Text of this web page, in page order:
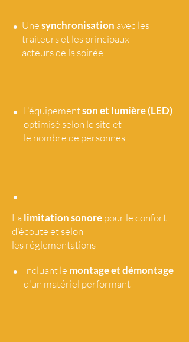
• Unesynchronisation avec les
traiteurs et les principaux
acteurs de la soirée
• L'équipementson et lumière (LED)
optimisé selon le site et
le nombre de personnes
•
La limitation sonorepour le confort
d'écoute et selon
les réglementations
• Incluant le montage et démontage
d'un matériel performant